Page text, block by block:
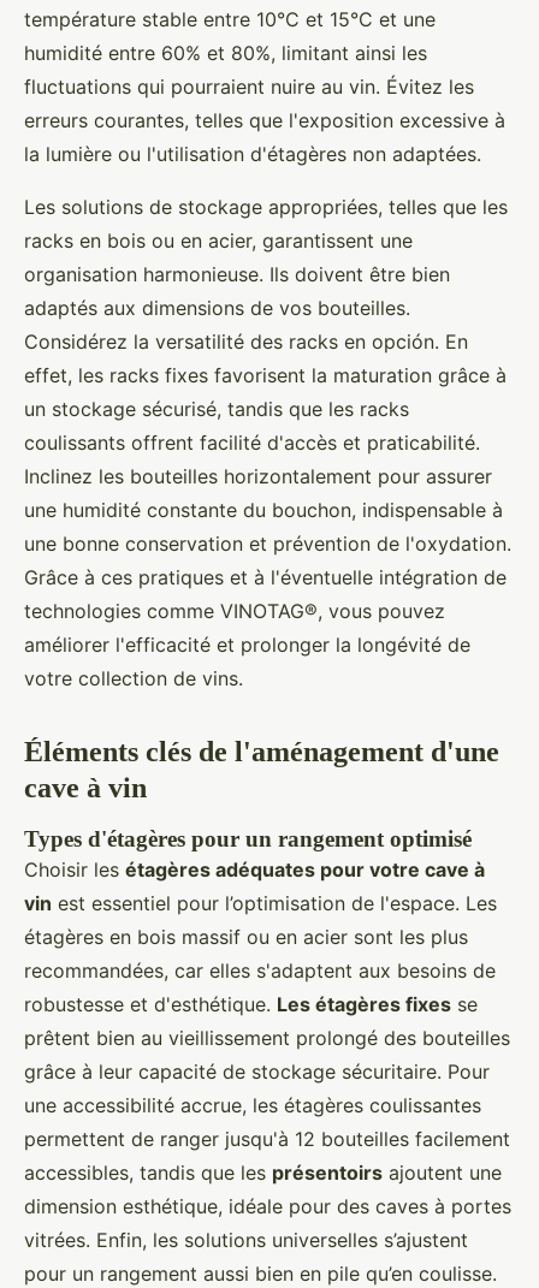
température stable entre 10°C et 15°C et une
humidité entre 60% et 80%, limitant ainsi les
fluctuations qui pourraient nuire au vin. Évitez les
erreurs courantes, telles que l'exposition excessive à
la lumière ou l'utilisation d'étagères non adaptées.
Les solutions de stockage appropriées, telles que les
racks en bois ou en acier, garantissent une
organisation harmonieuse. Ils doivent être bien
adaptés aux dimensions de vos bouteilles.
Considérez la versatilité des racks en opción. En
effet, les racks fixes favorisent la maturation grâce à
un stockage sécurisé, tandis que les racks
coulissants offrent facilité d'accès et praticabilité.
Inclinez les bouteilles horizontalement pour assurer
une humidité constante du bouchon, indispensable à
une bonne conservation et prévention de l'oxydation.
Grâce à ces pratiques et à l'éventuelle intégration de
technologies comme VINOTAG®, vous pouvez
améliorer l'efficacité et prolonger la longévité de
votre collection de vins.
Éléments clés de l'aménagement d'une
cave à vin
Types d'étagères pour un rangement optimisé
Choisir les étagères adéquates pour votre cave à
vin est essentiel pour l’optimisation de l'espace. Les
étagères en bois massif ou en acier sont les plus
recommandées, car elles s'adaptent aux besoins de
robustesse et d'esthétique. Les étagères fixes se
prêtent bien au vieillissement prolongé des bouteilles
grâce à leur capacité de stockage sécuritaire. Pour
une accessibilité accrue, les étagères coulissantes
permettent de ranger jusqu'à 12 bouteilles facilement
accessibles, tandis que les présentoirs ajoutent une
dimension esthétique, idéale pour des caves à portes
vitrées. Enfin, les solutions universelles s’ajustent
pour un rangement aussi bien en pile qu’en coulisse.